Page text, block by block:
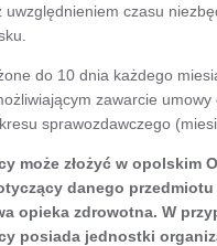
uwzględnieniem czasu
do 10 dnia każdego
zawarcie
sprawozdawczego
może złożyć w opolskim
danego
opieka zdrowotna. W
posiada jednostki